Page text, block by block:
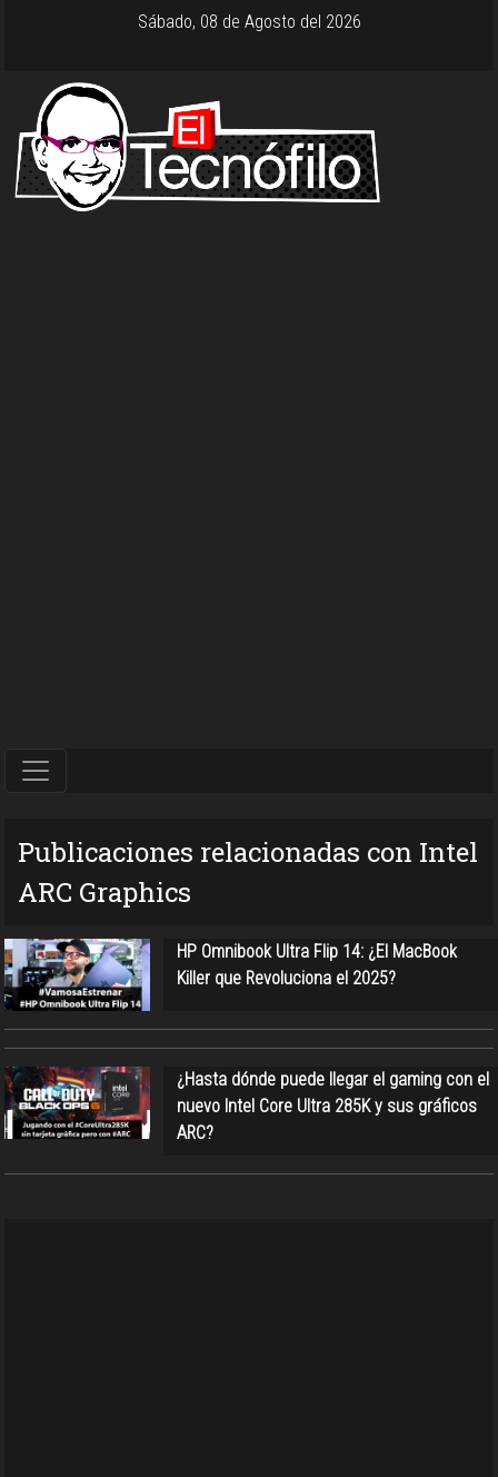
Sábado, 08 de Agosto del 2026
Publicaciones relacionadas con Intel
ARC Graphics
HP Omnibook Ultra Flip 14: ¿El MacBook
Killer que Revoluciona el 2025?
¿Hasta dónde puede llegar el gaming con el
nuevo Intel Core Ultra 285K y sus gráficos
ARC?